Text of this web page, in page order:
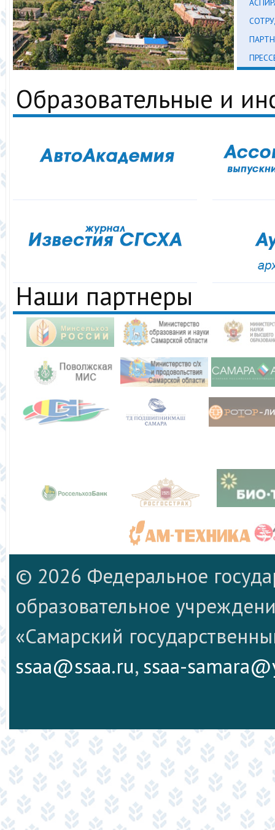
Образовательные и
Наши партнеры
© 2026 Федеральное
образовательное
«Самарский
ssaa@ssaa.ru, ssaa-